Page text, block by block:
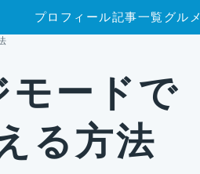
プロフィール記事一覧グルメ
ードで
る方法